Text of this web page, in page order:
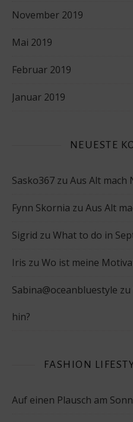
November 2019
Mai 2019
Februar 2019
Januar 2019
NEUESTE
Sasko367 zu Aus Alt mach
Fynn Skornia zu Aus Alt
Sigrid zu What to do in
Iris zu Wo ist meine
Sabina@oceanbluestyle zu
hin?
FASHION
Auf einen Plausch am